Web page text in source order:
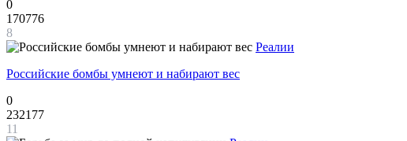
0
170776
8
Реалии
Российские бомбы умнеют и набирают вес
0
232177
11